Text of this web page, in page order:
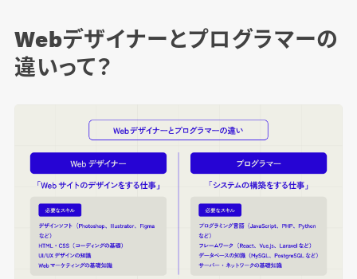
Webデザイナーとプログラマーの
違いって？